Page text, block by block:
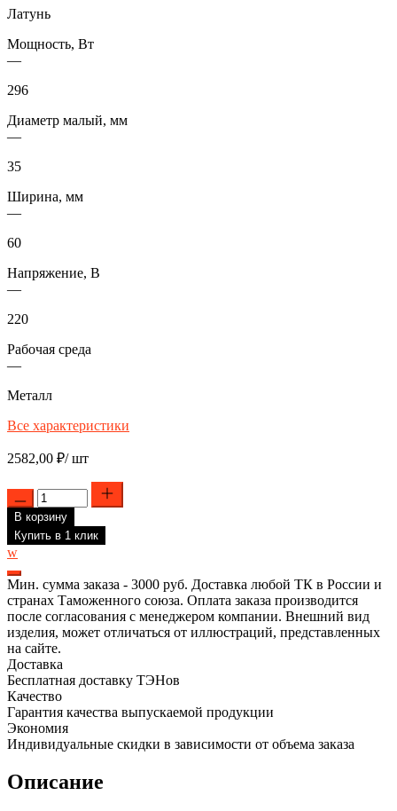
Латунь
Мощность, Вт
—
296
Диаметр малый, мм
—
35
Ширина, мм
—
60
Напряжение, В
—
220
Рабочая среда
—
Металл
Все характеристики
2582,00 ₽/ шт
Количество
товара
Нагреватель
сопловой
НКЛ
35.60.296.220
провод
300мм
В корзину
Купить в 1 клик
w
Мин. сумма заказа - 3000 руб. Доставка любой ТК в России и
странах Таможенного союза. Оплата заказа производится
после согласования с менеджером компании. Внешний вид
изделия, может отличаться от иллюстраций, представленных
на сайте.
Доставка
Бесплатная доставку ТЭНов
Качество
Гарантия качества выпускаемой продукции
Экономия
Индивидуальные скидки в зависимости от объема заказа
Описание